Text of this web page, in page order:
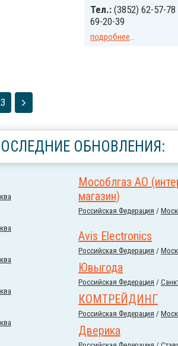
Тел.: (3852) 62-57-
69-20-39
подробнее...
ОБНОВЛЕНИЯ:
Мособлгаз АО
магазин)
Российcкая Федерация /
Avis Electronics
Российcкая Федерация /
Ювыгода
Российcкая Федерация /
КОМТРЕЙДИНГ
Российcкая Федерация /
Дверика